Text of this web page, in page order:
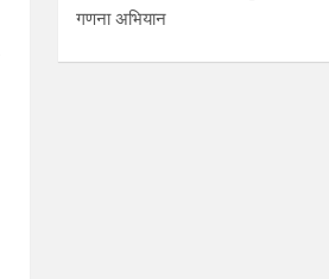
गणना अभियान